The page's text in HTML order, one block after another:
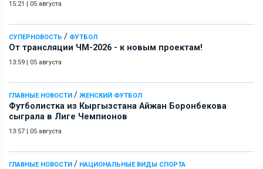
15:21 | 05 августа
СУПЕРНОВОСТЬ / ФУТБОЛ
От трансляции ЧМ-2026 - к новым проектам!
13:59 | 05 августа
ГЛАВНЫЕ НОВОСТИ / ЖЕНСКИЙ ФУТБОЛ
Футболистка из Кыргызстана Айжан Боронбекова
сыграла в Лиге Чемпионов
13:57 | 05 августа
ГЛАВНЫЕ НОВОСТИ / НАЦИОНАЛЬНЫЕ ВИДЫ СПОРТА